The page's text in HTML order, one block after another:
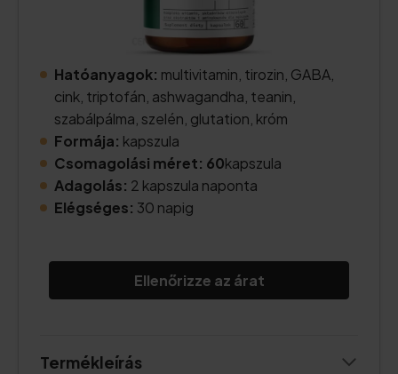
Hatóanyagok: multivitamin, tirozin, GABA,
cink, triptofán, ashwagandha, teanin,
szabálpálma, szelén, glutation, króm
Formája: kapszula
Csomagolási méret: 60kapszula
Adagolás: 2 kapszula naponta
Elégséges: 30 napig
Ellenőrizze az árat
Termékleírás